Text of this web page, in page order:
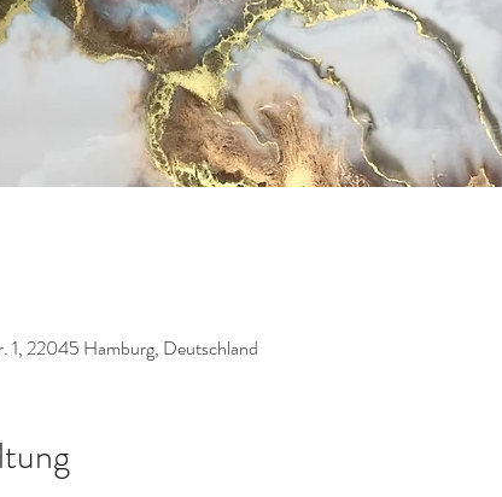
1, 22045 Hamburg, Deutschland